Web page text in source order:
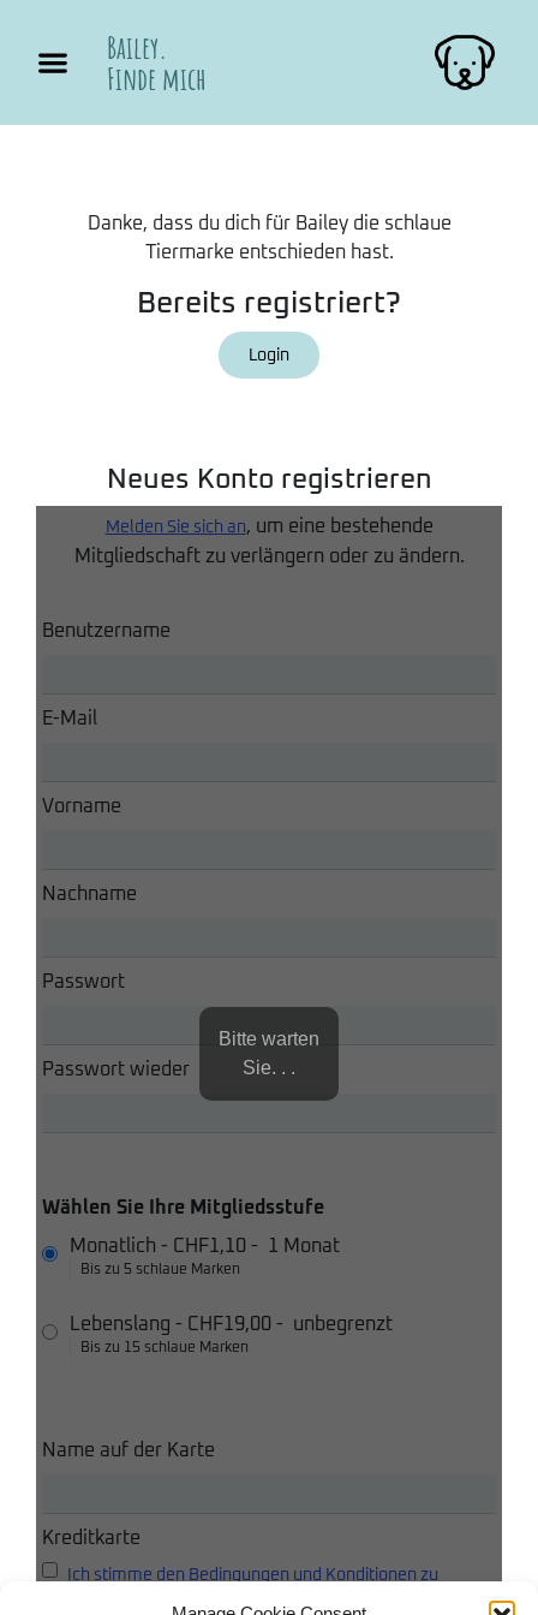
Bailey.
Finde mich
Danke, dass du dich für Bailey die schlaue
Tiermarke entschieden hast.
Bereits registriert?
Login
Neues Konto registrieren
Melden Sie sich an, um eine bestehende
Mitgliedschaft zu verlängern oder zu ändern.
Benutzername
E-Mail
Vorname
Nachname
Passwort
Passwort wieder
Wählen Sie Ihre Mitgliedsstufe
Monatlich - CHF1,10 - 1 Monat
Bis zu 5 schlaue Marken
Lebenslang - CHF19,00 - unbegrenzt
Bis zu 15 schlaue Marken
Name auf der Karte
Kreditkarte
Ich stimme den Bedingungen und Konditionen zu
Bitte warten
Sie. . .